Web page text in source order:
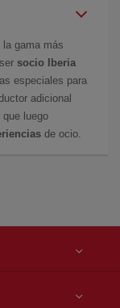
gama más
socio Iberia
especiales para
adicional
luego
de ocio.